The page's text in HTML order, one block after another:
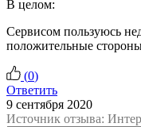
В целом:
Сервисом пользуюсь
положительные
(0)
Ответить
9 сентября 2020
Источник отзыва: